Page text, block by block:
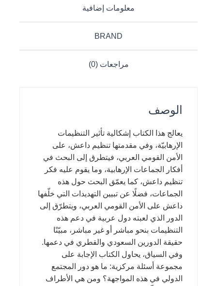
معلومات إضافية
BRAND
مراجعات (0)
الوصف
يعالج هذا الكتاب إشكالية تأثير التنظيمات
الإرهابيّة، وفي مقدمتها تنظيم داعش، على
الأمن القومي العربي، فيتطرق إلى البحث في
أفكار الجماعات الإرهابية، وما يقوم عليه فكر
تنظيم داعش، كما يعمّق البحث حول هذه
الجماعات، فضلًا عن تبيين التهديدات التي خلّفها
داعش على الأمن القومي العربي، ويتطرّق إلى
الدور الذي لعبته دول عربية في دعم هذه
التنظيمات بنحو مباشر أو غير مباشر، مبيّنًا
حقيقة الدورين السعودي والقطري في دعمها.
وفي السياق، يحاول الكتاب الإجابة على
مجموعة أسئلة مركزية: ما هو دور المجتمع
الدولي في هذه المواجهة؟ ومن هي الأطراف